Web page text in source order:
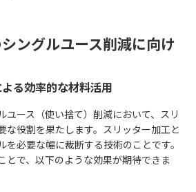
ングルユース削減に向け
る効率的な材料活用
ユース（使い捨て）削減において、スリ
な役割を果たします。スリッター加工と
を必要な幅に裁断する技術のことです。
とで、以下のような効果が期待できま